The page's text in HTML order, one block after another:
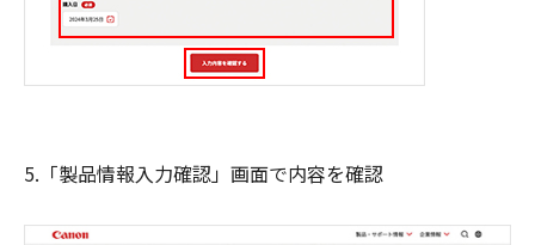
5.「製品情報入力確認」画面で内容を確認